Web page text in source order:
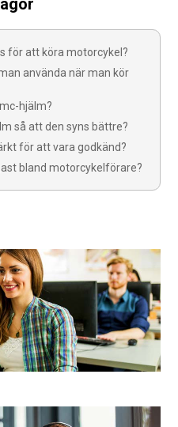
för att köra motorcykel?
använda när man kör
hjälm?
så att den syns bättre?
för att vara godkänd?
bland motorcykelförare?